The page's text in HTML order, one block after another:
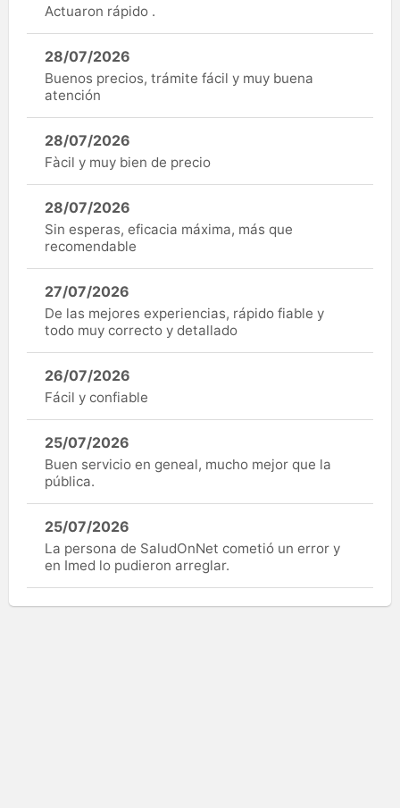
Actuaron rápido .
28/07/2026
Buenos precios, trámite fácil y muy buena
atención
28/07/2026
Fàcil y muy bien de precio
28/07/2026
Sin esperas, eficacia máxima, más que
recomendable
27/07/2026
De las mejores experiencias, rápido fiable y
todo muy correcto y detallado
26/07/2026
Fácil y confiable
25/07/2026
Buen servicio en geneal, mucho mejor que la
pública.
25/07/2026
La persona de SaludOnNet cometió un error y
en Imed lo pudieron arreglar.